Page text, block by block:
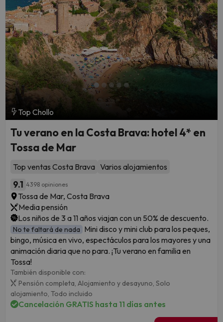
Top Chollo
Tu verano en la Costa Brava: hotel 4* en
Tossa de Mar
Top ventas Costa Brava Varios alojamientos
9.1 4398 opiniones
Tossa de Mar, Costa Brava
Media pensión
Los niños de 3 a 11 años viajan con un 50% de descuento.
No te faltará de nada Mini disco y mini club para los peques,
bingo, música en vivo, espectáculos para los mayores y una
animación diaria que no para. ¡Tu verano en familia en
Tossa!
También disponible con:
Pensión completa, Alojamiento y desayuno, Solo
alojamiento, Todo incluido
Cancelación GRATIS hasta 11 días antes